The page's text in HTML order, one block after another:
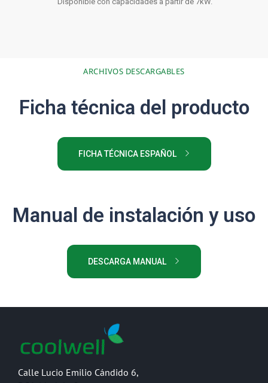
ARCHIVOS DESCARGABLES
Ficha técnica del producto
FICHA TÉCNICA ESPAÑOL
Manual de instalación y uso
DESCARGA MANUAL
Calle Lucio Emilio Cándido 6,